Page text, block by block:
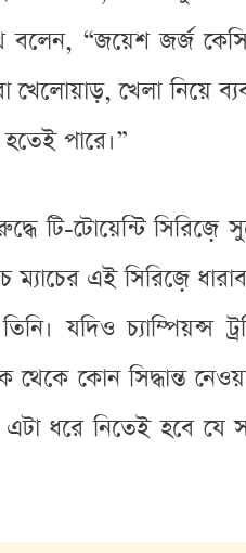
বলেন, “জয়েশ জর্জ
খেলা নিয়ে
পারে।”
টি-টোয়েন্টি
এই সিরিজ়ে
যদিও চ্যাম্পিয়ন্স
কোন সিদ্ধান্ত
ধরে নিতেই হবে যে